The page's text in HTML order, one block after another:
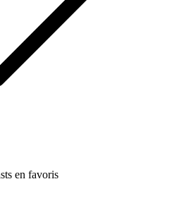
en favoris